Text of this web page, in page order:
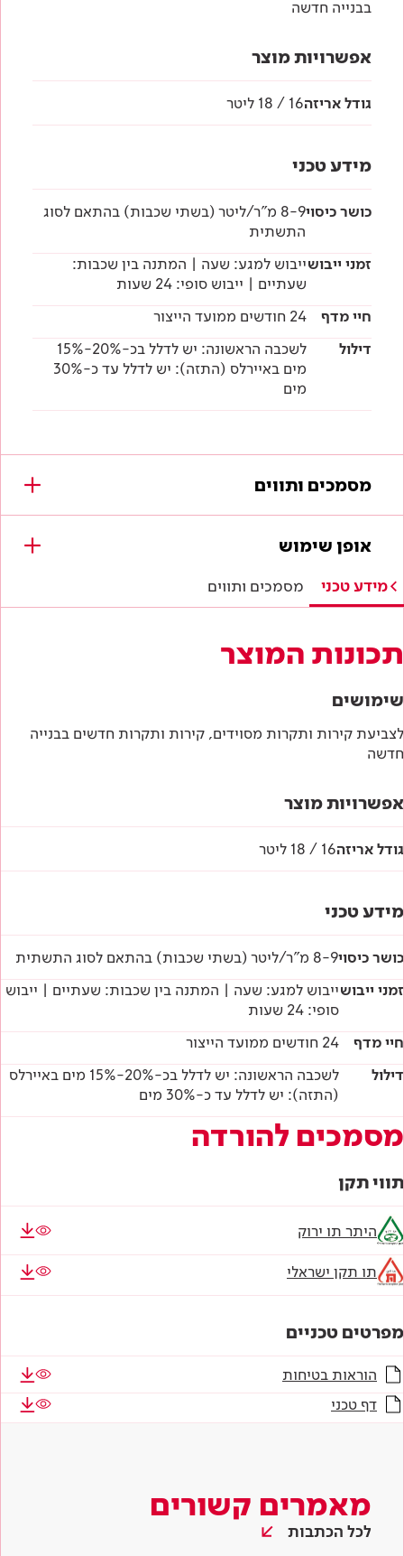
בבנייה חדשה
אפשרויות מוצר
גודל אריזה16 / 18 ליטר
מידע טכני
כושר כיסוי
8-9 מ"ר/ליטר (בשתי שכבות) בהתאם לסוג
התשתית
זמני ייבושייבוש למגע: שעה | המתנה בין שכבות:
שעתיים | ייבוש סופי: 24 שעות
חיי מדף
24 חודשים ממועד הייצור
דילול
לשכבה הראשונה: יש לדלל בכ-20%-15%
מים באיירלס (התזה): יש לדלל עד כ-30%
מים
מסמכים ותווים
מסמכים להורדה
תווי תקן
תו תקן ישראלי
מפרטים טכניים
דף טכני
אופן שימוש
מידע טכני מסמכים ותווים
תכונות המוצר
שימושים
לצביעת קירות ותקרות מסוידים, קירות ותקרות חדשים בבנייה
חדשה
אפשרויות מוצר
גודל אריזה16 / 18 ליטר
מידע טכני
כושר כיסוי8-9 מ"ר/ליטר (בשתי שכבות) בהתאם לסוג התשתית
זמני ייבושייבוש למגע: שעה | המתנה בין שכבות: שעתיים | ייבוש
סופי: 24 שעות
חיי מדף
24 חודשים ממועד הייצור
דילול
לשכבה הראשונה: יש לדלל בכ-20%-15% מים באיירלס
(התזה): יש לדלל עד כ-30% מים
מסמכים להורדה
תווי תקן
היתר תו ירוק
תו תקן ישראלי
מפרטים טכניים
הוראות בטיחות
דף טכני
מאמרים קשורים
לכל הכתבות